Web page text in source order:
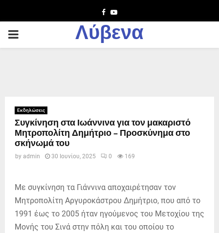
Facebook
Youtube
PRIMARY
Λύβενα
Εκδηλώσεις
Συγκίνηση στα Ιωάννινα για τον μακαριστό
Μητροπολίτη Δημήτριο – Προσκύνημα στο
σκήνωμά του
by admin 30 Ιουνίου, 2025 0 169
Με συγκίνηση τα Γιάννινα αποχαιρέτησαν τον
Μητροπολίτη Αργυροκάστρου Δημήτριο, που από το
1991 έως το 2005 ήταν ηγούμενος του Μετοχίου της
Μονής του Σινά στην πόλη και του οποίου το